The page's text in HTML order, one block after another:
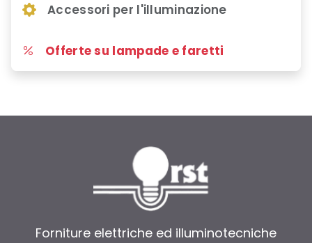
Accessori per l'illuminazione
Offerte su lampade e faretti
Forniture elettriche ed illuminotecniche